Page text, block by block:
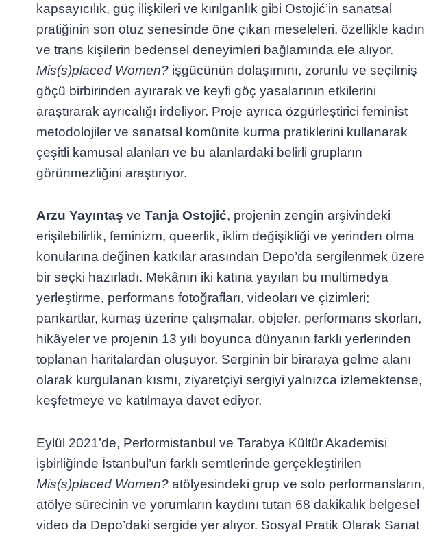
kapsayıcılık, güç ilişkileri ve kırılganlık gibi Ostojić’in sanatsal
pratiğinin son otuz senesinde öne çıkan meseleleri, özellikle kadın
ve trans kişilerin bedensel deneyimleri bağlamında ele alıyor.
Mis(s)placed Women? işgücünün dolaşımını, zorunlu ve seçilmiş
göçü birbirinden ayırarak ve keyfi göç yasalarının etkilerini
araştırarak ayrıcalığı irdeliyor. Proje ayrıca özgürleştirici feminist
metodolojiler ve sanatsal komünite kurma pratiklerini kullanarak
çeşitli kamusal alanları ve bu alanlardaki belirli grupların
görünmezliğini araştırıyor.
Arzu Yayıntaş ve Tanja Ostojić, projenin zengin arşivindeki
erişilebilirlik, feminizm, queerlik, iklim değişikliği ve yerinden olma
konularına değinen katkılar arasından Depo’da sergilenmek üzere
bir seçki hazırladı. Mekânın iki katına yayılan bu multimedya
yerleştirme, performans fotoğrafları, videoları ve çizimleri;
pankartlar, kumaş üzerine çalışmalar, objeler, performans skorları,
hikâyeler ve projenin 13 yılı boyunca dünyanın farklı yerlerinden
toplanan haritalardan oluşuyor. Serginin bir biraraya gelme alanı
olarak kurgulanan kısmı, ziyaretçiyi sergiyi yalnızca izlemektense,
keşfetmeye ve katılmaya davet ediyor.
Eylül 2021’de, Performistanbul ve Tarabya Kültür Akademisi
işbirliğinde İstanbul’un farklı semtlerinde gerçekleştirilen
Mis(s)placed Women? atölyesindeki grup ve solo performansların,
atölye sürecinin ve yorumların kaydını tutan 68 dakikalık belgesel
video da Depo’daki sergide yer alıyor. Sosyal Pratik Olarak Sanat